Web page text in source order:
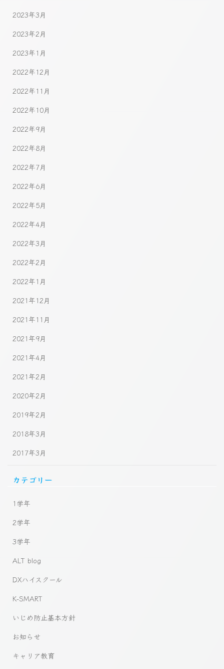
2023年3月
2023年2月
2023年1月
2022年12月
2022年11月
2022年10月
2022年9月
2022年8月
2022年7月
2022年6月
2022年5月
2022年4月
2022年3月
2022年2月
2022年1月
2021年12月
2021年11月
2021年9月
2021年4月
2021年2月
2020年2月
2019年2月
2018年3月
2017年3月
カテゴリー
1学年
2学年
3学年
ALT blog
DXハイスクール
K-SMART
いじめ防止基本方針
お知らせ
キャリア教育